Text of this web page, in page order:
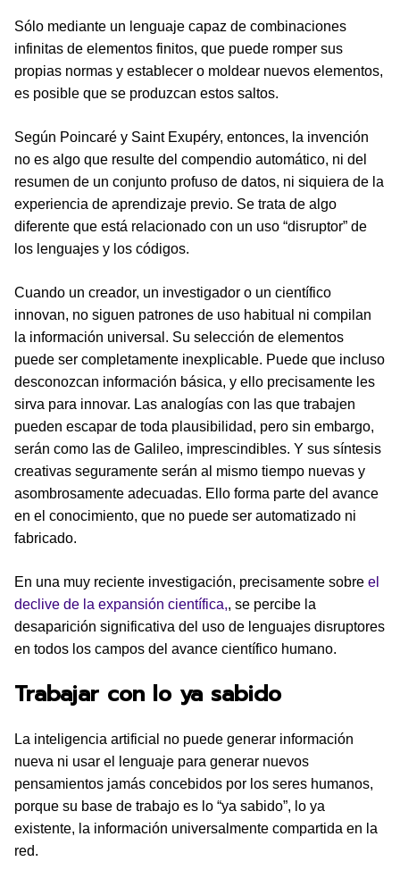
Sólo mediante un lenguaje capaz de combinaciones
infinitas de elementos finitos, que puede romper sus
propias normas y establecer o moldear nuevos elementos,
es posible que se produzcan estos saltos.
Según Poincaré y Saint Exupéry, entonces, la invención
no es algo que resulte del compendio automático, ni del
resumen de un conjunto profuso de datos, ni siquiera de la
experiencia de aprendizaje previo. Se trata de algo
diferente que está relacionado con un uso “disruptor” de
los lenguajes y los códigos.
Cuando un creador, un investigador o un científico
innovan, no siguen patrones de uso habitual ni compilan
la información universal. Su selección de elementos
puede ser completamente inexplicable. Puede que incluso
desconozcan información básica, y ello precisamente les
sirva para innovar. Las analogías con las que trabajen
pueden escapar de toda plausibilidad, pero sin embargo,
serán como las de Galileo, imprescindibles. Y sus síntesis
creativas seguramente serán al mismo tiempo nuevas y
asombrosamente adecuadas. Ello forma parte del avance
en el conocimiento, que no puede ser automatizado ni
fabricado.
En una muy reciente investigación, precisamente sobre el
declive de la expansión científica,, se percibe la
desaparición significativa del uso de lenguajes disruptores
en todos los campos del avance científico humano.
Trabajar con lo ya sabido
La inteligencia artificial no puede generar información
nueva ni usar el lenguaje para generar nuevos
pensamientos jamás concebidos por los seres humanos,
porque su base de trabajo es lo “ya sabido”, lo ya
existente, la información universalmente compartida en la
red.